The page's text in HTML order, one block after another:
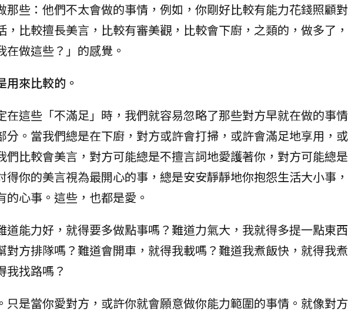
那些：他們不太會做的事情，例如，你剛好比較有能力花錢照顧
，比較擅長美言，比較有審美觀，比較會下廚，之類的，做多了
在做這些？」的感覺。
用來比較的。
在這些「不滿足」時，我們就容易忽略了那些對方早就在做的事
分。當我們總是在下廚，對方或許會打掃，或許會滿足地享用，
們比較會美言，對方可能總是不擅言詞地愛護著你，對方可能總
得你的美言視為最開心的事，總是安安靜靜地你抱怨生活大小事
的心事。這些，也都是愛。
道能力好，就得要多做點事嗎？難道力氣大，我就得多提一點東
對方排隊嗎？難道會開車，就得我載嗎？難道我煮飯快，就得我
我找路嗎？
只是當你愛對方，或許你就會願意做你能力範圍的事情。就像對